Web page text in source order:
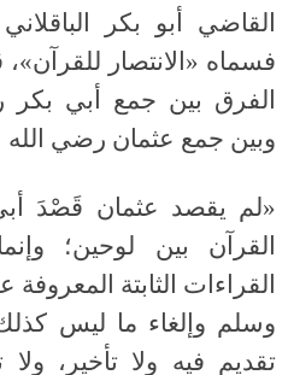
القاضي أبو بكر
فسماه «الانتصار
الفرق بين جمع أبي بكر
وبين جمع عثمان رضي الله
«لم يقصد عثمان قَصْدَ
القرآن بين لوحين؛
القراءات الثابتة المعروفة
وسلم وإلغاء ما ليس
تقديم فيه ولا تأخير،